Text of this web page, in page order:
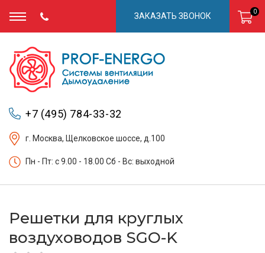
+7 (495) 784-33-32
г. Москва, Щелковское шоссе, д.100
Пн - Пт: c 9.00 - 18.00 Сб - Вс: выходной
ЗАКАЗАТЬ ЗВОНОК 0
Решетки для круглых
воздуховодов SGO-K